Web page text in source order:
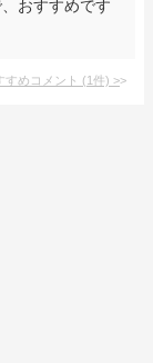
おすすめです
すめコメント (1件) >